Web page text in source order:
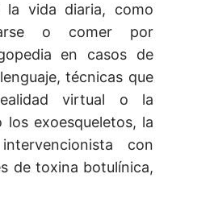
la vida diaria, como
o comer por
en casos de
técnicas que
virtual o la
los exoesqueletos, la
con
de toxina botulínica,